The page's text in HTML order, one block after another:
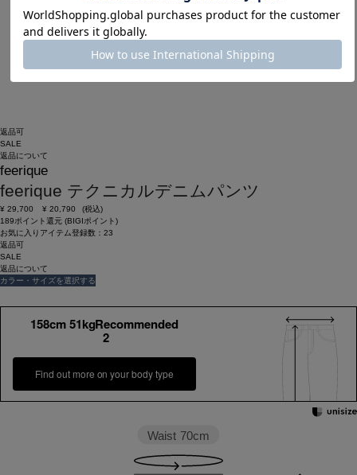
返品可
SALE
返品について
feerique
feerique テクニカルデニムパンツ
¥ 29,700 ¥ 20,790
(税込)
189ポイント還元 (BIGIポイント)
お気に入りアイテム登録数： 23
返品可
SALE
返品について
カラー・サイズを選択する
158cm 51kgRecommended
2
Find out more on your body type
Waist 70cm